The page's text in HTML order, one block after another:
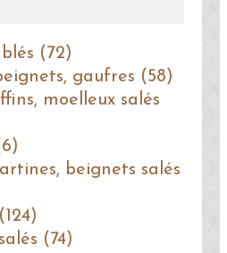
(72)
gaufres (58)
moelleux salés
beignets salés
(74)